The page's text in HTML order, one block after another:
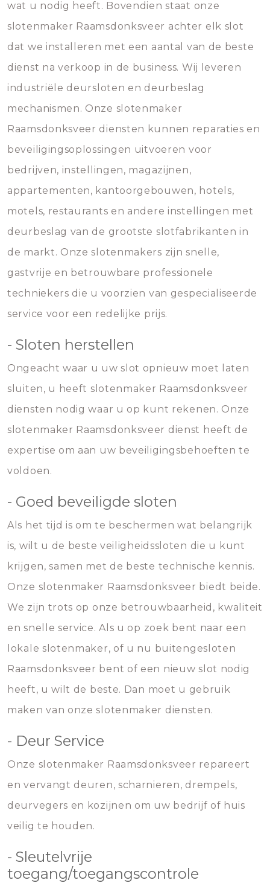
wat u nodig heeft. Bovendien staat onze
slotenmaker Raamsdonksveer achter elk slot
dat we installeren met een aantal van de beste
dienst na verkoop in de business. Wij leveren
industriële deursloten en deurbeslag
mechanismen. Onze slotenmaker
Raamsdonksveer diensten kunnen reparaties en
beveiligingsoplossingen uitvoeren voor
bedrijven, instellingen, magazijnen,
appartementen, kantoorgebouwen, hotels,
motels, restaurants en andere instellingen met
deurbeslag van de grootste slotfabrikanten in
de markt. Onze slotenmakers zijn snelle,
gastvrije en betrouwbare professionele
techniekers die u voorzien van gespecialiseerde
service voor een redelijke prijs.
- Sloten herstellen
Ongeacht waar u uw slot opnieuw moet laten
sluiten, u heeft slotenmaker Raamsdonksveer
diensten nodig waar u op kunt rekenen. Onze
slotenmaker Raamsdonksveer dienst heeft de
expertise om aan uw beveiligingsbehoeften te
voldoen.
- Goed beveiligde sloten
Als het tijd is om te beschermen wat belangrijk
is, wilt u de beste veiligheidssloten die u kunt
krijgen, samen met de beste technische kennis.
Onze slotenmaker Raamsdonksveer biedt beide.
We zijn trots op onze betrouwbaarheid, kwaliteit
en snelle service. Als u op zoek bent naar een
lokale slotenmaker, of u nu buitengesloten
Raamsdonksveer bent of een nieuw slot nodig
heeft, u wilt de beste. Dan moet u gebruik
maken van onze slotenmaker diensten.
- Deur Service
Onze slotenmaker Raamsdonksveer repareert
en vervangt deuren, scharnieren, drempels,
deurvegers en kozijnen om uw bedrijf of huis
veilig te houden.
- Sleutelvrije
toegang/toegangscontrole